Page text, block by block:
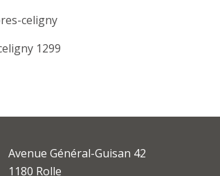
celigny
1299
Avenue Général-Guisan 42
1180 Rolle